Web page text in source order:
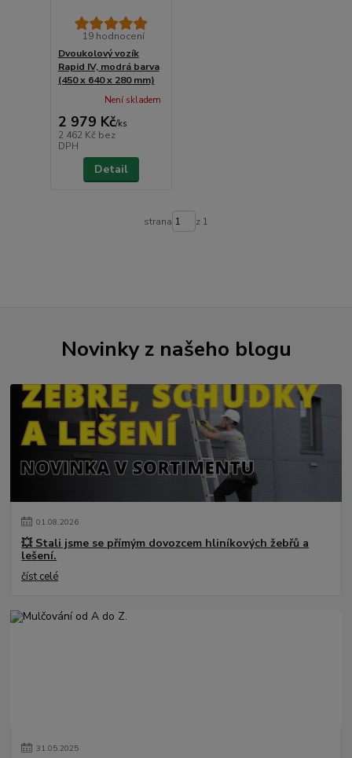
19 hodnocení
Dvoukolový vozík
Rapid IV, modrá barva
(450 x 640 x 280 mm)
2 979 Kč/ks
2 462 Kč bez
DPH
Není skladem
Detail
strana z 1
Novinky z našeho blogu
01.08.2026
💥 Stali jsme se přímým dovozcem hliníkových žebřů a
lešení.
číst celé
31.05.2025